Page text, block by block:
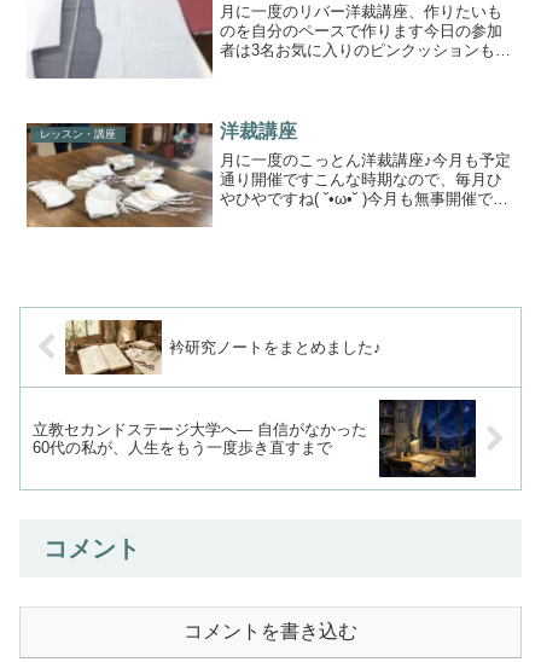
月に一度のリバー洋裁講座、作りたいも
のを自分のペースで作ります今日の参加
者は3名お気に入りのピンクッションも参
で、すべてをやる...
レッスン・講座 洋裁講座
月に一度のこっとん洋裁講座♪今月も予定
通り開催ですこんな時期なので、毎月ひ
やひやですね( ˘•ω•˘ )今月も無事開催でき
衿研究ノートをまとめました♪
立教セカンドステージ大学へ― 自信がなかった
60代の私が、人生をもう一度歩き直すまで
コメント
コメントを書き込む